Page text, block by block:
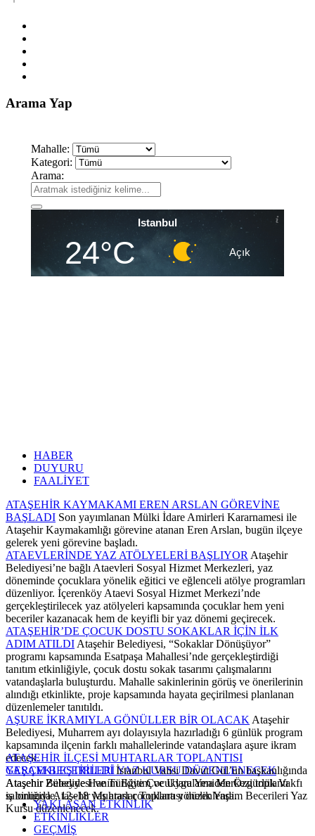
Arama Yap
Mahalle:
Kategori:
Arama:
Istanbul
24°C Açık
HABER
DUYURU
FAALİYET
ATAŞEHİR KAYMAKAMI EREN ARSLAN GÖREVİNE
BAŞLADI Son yayımlanan Mülki İdare Amirleri Kararnamesi ile
Ataşehir Kaymakamlığı görevine atanan Eren Arslan, bugün ilçeye
gelerek yeni görevine başladı.
ATAEVLERİNDE YAZ ATÖLYELERİ BAŞLIYOR Ataşehir
Belediyesi’ne bağlı Ataevleri Sosyal Hizmet Merkezleri, yaz
döneminde çocuklara yönelik eğitici ve eğlenceli atölye programları
düzenliyor. İçerenköy Ataevi Sosyal Hizmet Merkezi’nde
gerçekleştirilecek yaz atölyeleri kapsamında çocuklar hem yeni
beceriler kazanacak hem de keyifli bir yaz dönemi geçirecek.
ATAŞEHİR’DE ÇOCUK DOSTU SOKAKLAR İÇİN İLK
ADIM ATILDI Ataşehir Belediyesi, “Sokaklar Dönüşüyor”
programı kapsamında Esatpaşa Mahallesi’nde gerçekleştirdiği
tanıtım etkinliğiyle, çocuk dostu sokak tasarımı çalışmalarını
vatandaşlarla buluşturdu. Mahalle sakinlerinin görüş ve önerilerinin
alındığı etkinlikte, proje kapsamında hayata geçirilmesi planlanan
düzenlemeler tanıtıldı.
AŞURE İKRAMIYLA GÖNÜLLER BİR OLACAK Ataşehir
Belediyesi, Muharrem ayı dolayısıyla hazırladığı 6 günlük program
kapsamında ilçenin farklı mahallelerinde vatandaşlara aşure ikram
edecek.
YAŞAM BECERİLERİ YAZ KURSU DÜZENLENECEK
Ataşehir Belediyesi ve Türkiye Çocuklara Yeniden Özgürlük Vakfı
iş birliğiyle, 12–18 yaş arası çocuklara yönelik Yaşam Becerileri Yaz
Kursu düzenlenecek.
ATAŞEHİR İLÇESİ MUHTARLAR TOPLANTISI
GERÇEKLEŞTİRİLDİ İstanbul Valisi Davut Gül’ün başkanlığında
Ataşehir Zübeyde Hanım Eğitim ve Uygulama Merkezi toplantı
salonunda Ataşehir Muhtarlar Toplantısı düzenlendi.
YAKLAŞAN ETKİNLİK
ETKİNLİKLER
GEÇMİŞ